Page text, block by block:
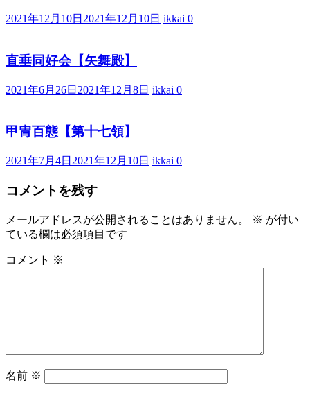
2021年12月10日 2021年12月10日 ikkai 0
直垂同好会【矢舞殿】
2021年6月26日 2021年12月8日 ikkai 0
甲冑百態【第十七領】
2021年7月4日 2021年12月10日 ikkai 0
コメントを残す
メールアドレスが公開されることはありません。 ※ が付い
ている欄は必須項目です
コメント ※
名前 ※